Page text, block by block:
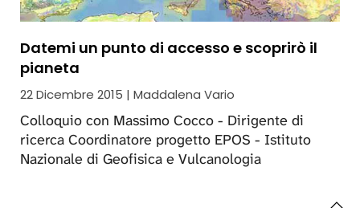
Datemi un punto di accesso e scoprirò il
pianeta
22 Dicembre 2015 | Maddalena Vario
Colloquio con Massimo Cocco - Dirigente di
ricerca Coordinatore progetto EPOS - Istituto
Nazionale di Geofisica e Vulcanologia